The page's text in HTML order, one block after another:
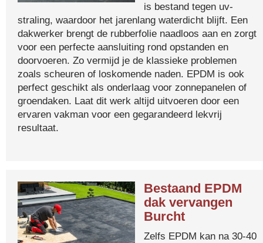
is bestand tegen uv-
straling, waardoor het jarenlang waterdicht blijft. Een
dakwerker brengt de rubberfolie naadloos aan en zorgt
voor een perfecte aansluiting rond opstanden en
doorvoeren. Zo vermijd je de klassieke problemen
zoals scheuren of loskomende naden. EPDM is ook
perfect geschikt als onderlaag voor zonnepanelen of
groendaken. Laat dit werk altijd uitvoeren door een
ervaren vakman voor een gegarandeerd lekvrij
resultaat.
Bestaand EPDM
dak vervangen
Burcht
Zelfs EPDM kan na 30-40